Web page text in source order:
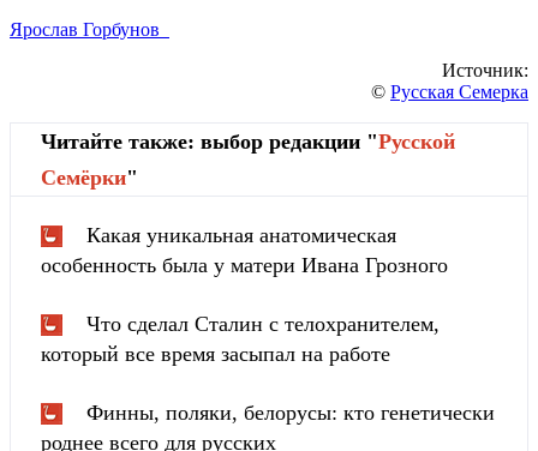
Ярослав Горбунов
Источник:
© Русская Семерка
Читайте также: выбор редакции "Русской
Cемёрки"
Какая уникальная анатомическая
особенность была у матери Ивана Грозного
Что сделал Сталин с телохранителем,
который все время засыпал на работе
Финны, поляки, белорусы: кто генетически
роднее всего для русских